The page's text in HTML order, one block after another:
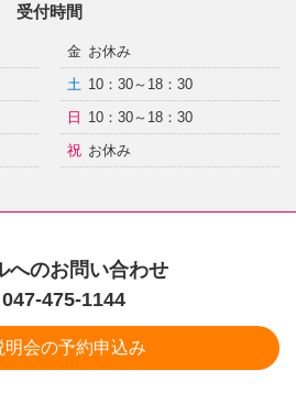
受付時間
金 お休み
土 10：30～18：30
日
10：30～18：30
祝 お休み
へのお問い合わせ
047-475-1144
明会の予約申込み